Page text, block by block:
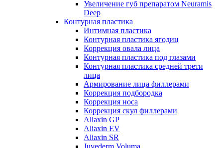
Увеличение губ препаратом Neuramis
Deep
Контурная пластика
Интимная пластика
Контурная пластика ягодиц
Коррекция овала лица
Контурная пластика под глазами
Контурная пластика средней трети
лица
Армирование лица филлерами
Коррекция подбородка
Коррекция носа
Коррекция скул филлерами
Aliaxin GP
Aliaxin EV
Aliaxin SR
Juvederm Voluma